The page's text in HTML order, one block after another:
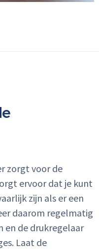
zorgt voor de
ervoor dat je kunt
zijn als er een
daarom regelmatig
en de drukregelaar
Laat de